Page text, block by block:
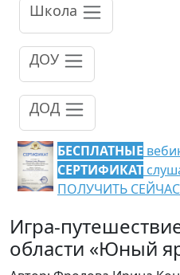
Школа
ДОУ
ДОД
БЕСПЛАТНЫЕ
СЕРТИФИКАТ
ПОЛУЧИТЬ СЕЙЧАС
Игра-
области «Юный